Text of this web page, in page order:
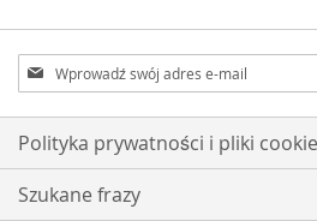
Subskrybuj
nasz
newsletter:
Polityka prywatności i pliki cookie
Szukane frazy